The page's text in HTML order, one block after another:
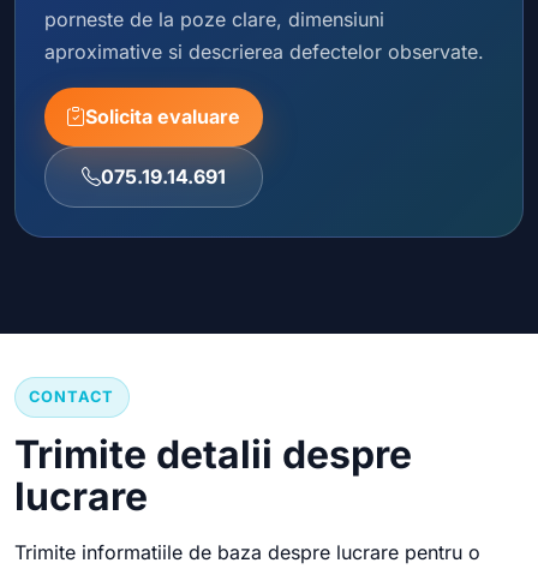
porneste de la poze clare, dimensiuni
aproximative si descrierea defectelor observate.
Solicita evaluare
075.19.14.691
CONTACT
Trimite detalii despre
lucrare
Trimite informatiile de baza despre lucrare pentru o